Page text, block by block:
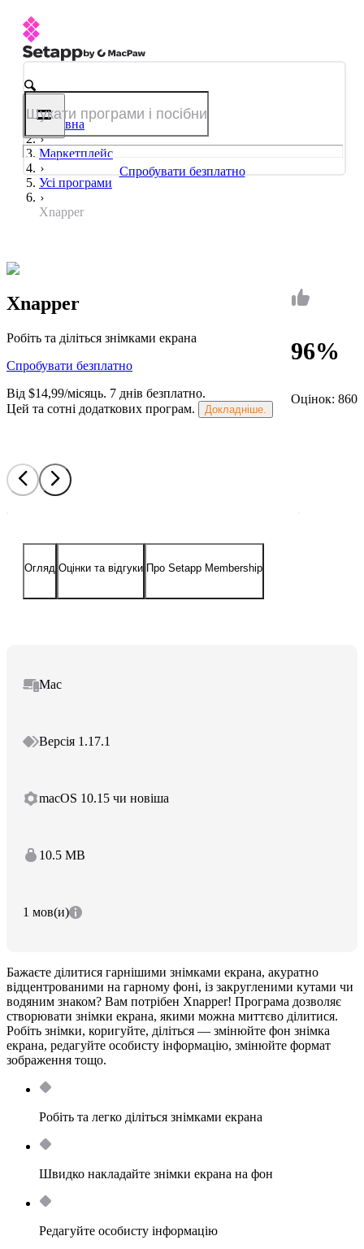
Спробувати безплатно
Головна
Маркетплейс
Усі програми
Xnapper
96%
Оцінок: 860
Xnapper
Робіть та діліться знімками екрана
Спробувати безплатно
Від $14,99/місяць. 7 днів безплатно.
Цей та сотні додаткових програм.
Докладніше.
Огляд Оцінки та відгуки Про Setapp Membership
Mac
Версія 1.17.1
macOS 10.15 чи новіша
10.5 MB
1 мов(и)
Бажаєте ділитися гарнішими знімками екрана, акуратно
відцентрованими на гарному фоні, із закругленими кутами чи
водяним знаком? Вам потрібен Xnapper! Програма дозволяє
створювати знімки екрана, якими можна миттєво ділитися.
Робіть знімки, коригуйте, діліться — змінюйте фон знімка
екрана, редагуйте особисту інформацію, змінюйте формат
зображення тощо.
Робіть та легко діліться знімками екрана
Швидко накладайте знімки екрана на фон
Редагуйте особисту інформацію